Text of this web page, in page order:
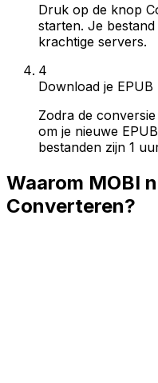
Druk op de knop
starten. Je
krachtige servers.
4
Download je EPUB
Zodra de
om je nieuwe
bestanden zijn 1
Waarom MOBI
Converteren?